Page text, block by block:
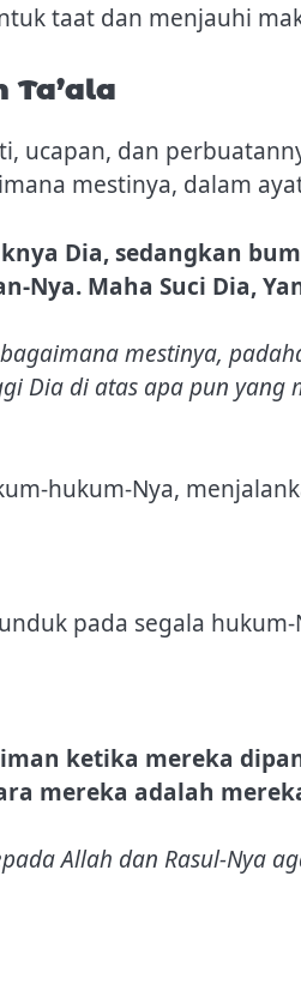
taat dan menjauhi
ucapan, dan
mestinya, dalam
Dia, sedangkan
Maha Suci Dia,
mestinya,
Dia di atas apa pun yang
hukum-Nya,
pada segala
ketika mereka
mereka adalah
Allah dan Rasul-Nya